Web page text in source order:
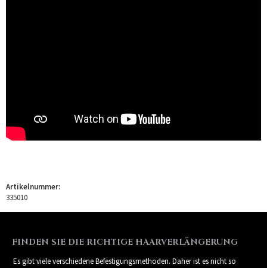
Artikelnummer:
335010
FINDEN SIE DIE RICHTIGE HAARVERLÄNGERUNG
Es gibt viele verschiedene Befestigungsmethoden. Daher ist es nicht so